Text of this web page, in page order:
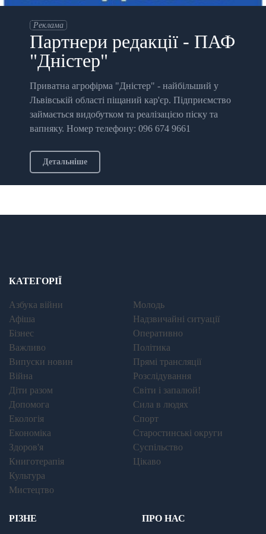
Реклама
Партнери редакції - ПАФ
"Дністер"
Приватна агрофірма "Дністер" - найбільший у
Львівській області піщаний кар'єр. Підприємство
займається видобутком та реалізацією піску та
вапняку. Номер телефону: 096 674 9661
Детальніше
КАТЕГОРІЇ
Азбука війни
Афіша
Бізнес
Важливо
Випуски новин
Війна
Діти разом
Допомога
Екологія
Економіка
Здоров'я
Книготерапія
Культура
Мистецтво
Молодь
Надзвичайні ситуації
Оперативно
Політика
Прямі трансляції
Розслідування
Світи і запалюй!
Сила в людях
Спорт
Старостинські округи
Суспільство
Цікаво
РІЗНЕ ПРО НАС